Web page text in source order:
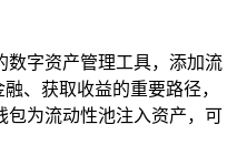
数字资产管理工具，添加流
、获取收益的重要路径，
包为流动性池注入资产，可